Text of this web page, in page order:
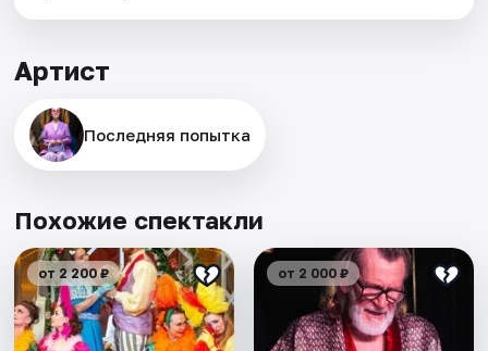
Артист
Последняя попытка
Похожие спектакли
от 2 200 ₽ от 2 000 ₽